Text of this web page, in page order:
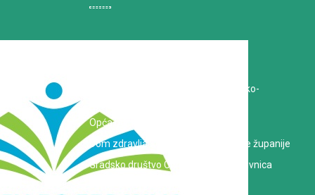
Zavod za javno zdravstvo Koprivničko-
Opća bolnica dr. Tomislav Bardek
Dom zdravlja Koprivničko-križevačke županije
Gradsko društvo Crvenog križa Koprivnica